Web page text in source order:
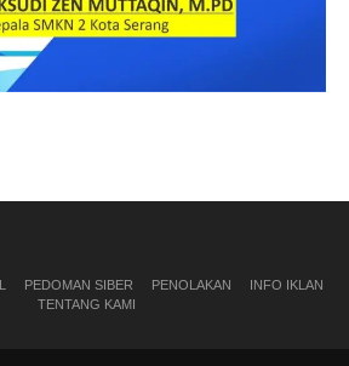
PEDOMAN SIBER PENOLAKAN
INFO IKLAN
TENTANG KAMI